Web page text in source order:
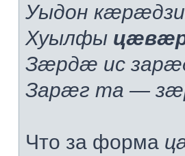
Уыдон
Хуылфы
Зæрдæ ис
Зарæг та —
Что за форма